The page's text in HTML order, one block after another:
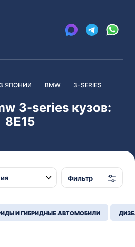
ЯПОНИИ BMW 3-SERIES
3-series кузов:
8E15
Фильтр
И ГИБРИДНЫЕ АВТОМОБИЛИ